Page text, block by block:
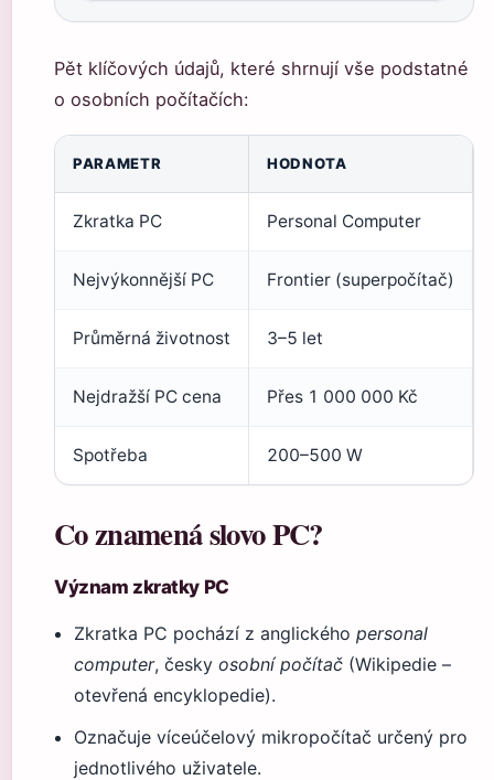
Pět klíčových údajů, které shrnují vše podstatné
o osobních počítačích:
PARAMETR HODNOTA
Zkratka PC Personal Computer
Nejvýkonnější PC Frontier (superpočítač)
Průměrná životnost 3–5 let
Nejdražší PC cena Přes 1 000 000 Kč
Spotřeba 200–500 W
Co znamená slovo PC?
Význam zkratky PC
Zkratka PC pochází z anglickéhopersonal
computer, českyosobní počítač (Wikipedie –
otevřená encyklopedie).
Označuje víceúčelový mikropočítač určený pro
jednotlivého uživatele.